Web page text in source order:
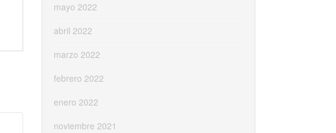
mayo 2022
abril 2022
marzo 2022
febrero 2022
enero 2022
noviembre 2021